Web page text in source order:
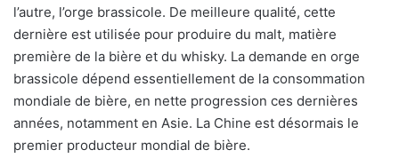
l’autre, l’orge brassicole. De meilleure qualité, cette
dernière est utilisée pour produire du malt, matière
première de la bière et du whisky. La demande en orge
brassicole dépend essentiellement de la consommation
mondiale de bière, en nette progression ces dernières
années, notamment en Asie. La Chine est désormais le
premier producteur mondial de bière.